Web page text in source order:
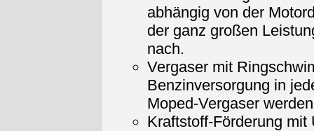
abhängig von der
der ganz großen
nach.
Vergaser mit
Benzinversorgung in
Moped-Vergaser
Kraftstoff-Förderung